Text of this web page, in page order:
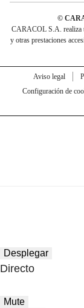
©
CARACOL S.A. realiza
y otras prestaciones
Aviso legal
Configuración de
Desplegar
Directo
Mute